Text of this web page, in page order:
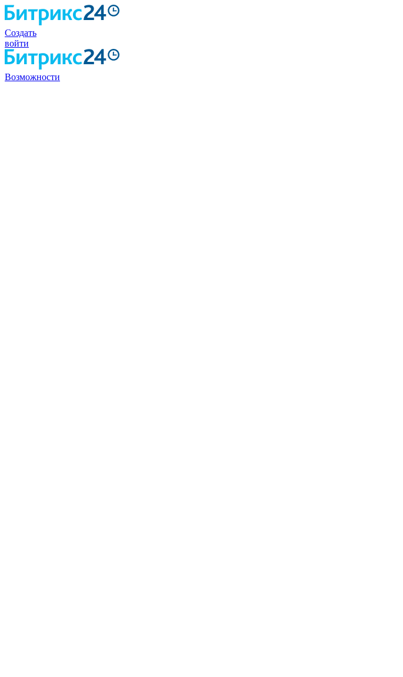
Создать
войти
Возможности